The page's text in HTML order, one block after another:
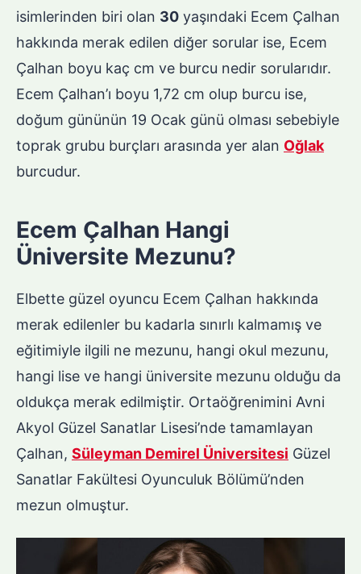
isimlerinden biri olan 30 yaşındaki Ecem Çalhan
hakkında merak edilen diğer sorular ise, Ecem
Çalhan boyu kaç cm ve burcu nedir sorularıdır.
Ecem Çalhan’ı boyu 1,72 cm olup burcu ise,
doğum gününün 19 Ocak günü olması sebebiyle
toprak grubu burçları arasında yer alan Oğlak
burcudur.
Ecem Çalhan Hangi
Üniversite Mezunu?
Elbette güzel oyuncu Ecem Çalhan hakkında
merak edilenler bu kadarla sınırlı kalmamış ve
eğitimiyle ilgili ne mezunu, hangi okul mezunu,
hangi lise ve hangi üniversite mezunu olduğu da
oldukça merak edilmiştir. Ortaöğrenimini Avni
Akyol Güzel Sanatlar Lisesi’nde tamamlayan
Çalhan, Süleyman Demirel Üniversitesi Güzel
Sanatlar Fakültesi Oyunculuk Bölümü’nden
mezun olmuştur.